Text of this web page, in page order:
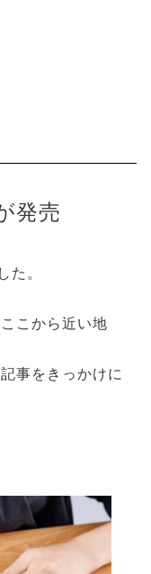
発売
た。
こから近い地
事をきっかけに